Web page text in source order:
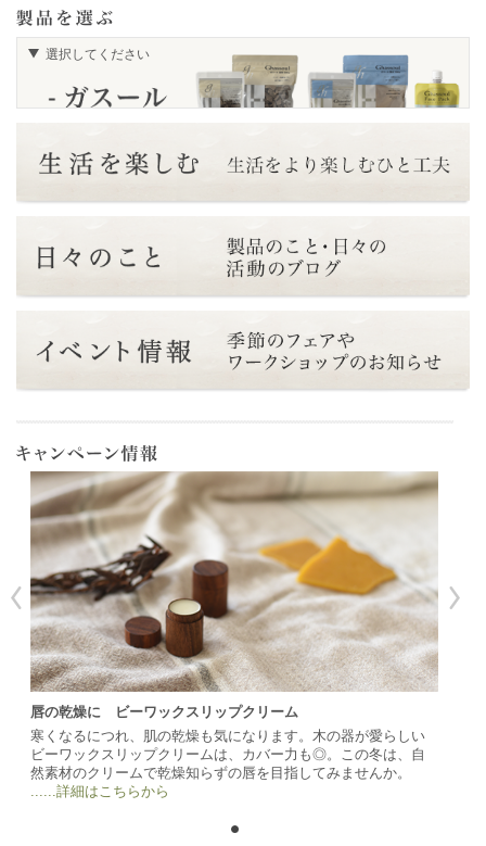
選択してください
唇の乾燥に ビーワックスリップクリーム
寒くなるにつれ、肌の乾燥も気になります。木の器が愛らしい
ビーワックスリップクリームは、カバー力も◎。この冬は、自
然素材のクリームで乾燥知らずの唇を目指してみませんか。
......詳細はこちらから